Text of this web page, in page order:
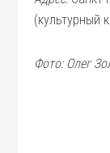
(культурный
Фото: Олег